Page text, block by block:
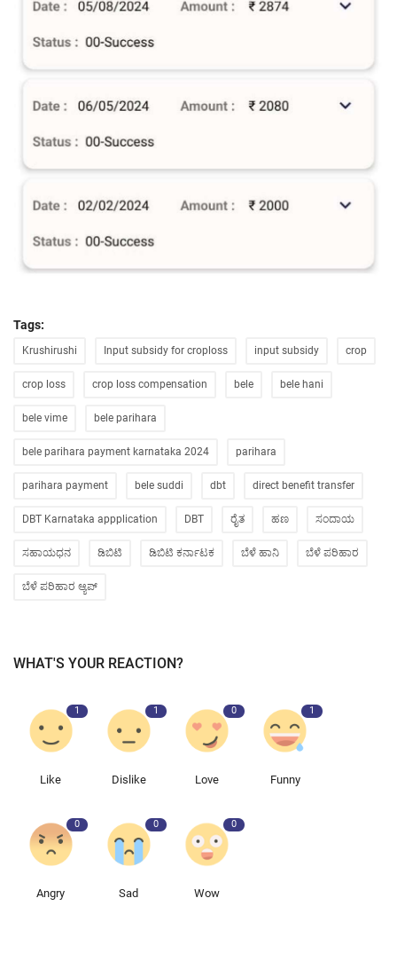
Tags:
Krushirushi Input subsidy for croploss input subsidy crop
crop loss crop loss compensation bele bele hani
bele vime bele parihara
bele parihara payment karnataka 2024 parihara
parihara payment bele suddi dbt direct benefit transfer
DBT Karnataka appplication DBT ರೈತ ಹಣ ಸಂದಾಯ
ಸಹಾಯಧನ ಡಿಬಿಟಿ ಡಿಬಿಟಿ ಕರ್ನಾಟಕ ಬೆಳೆ ಹಾನಿ ಬೆಳೆ ಪರಿಹಾರ
ಬೆಳೆ ಪರಿಹಾರ ಆ್ಯಪ್
WHAT'S YOUR REACTION?
1
Like
1
Dislike
0
Love
1
Funny
0
Angry
0
Sad
0
Wow